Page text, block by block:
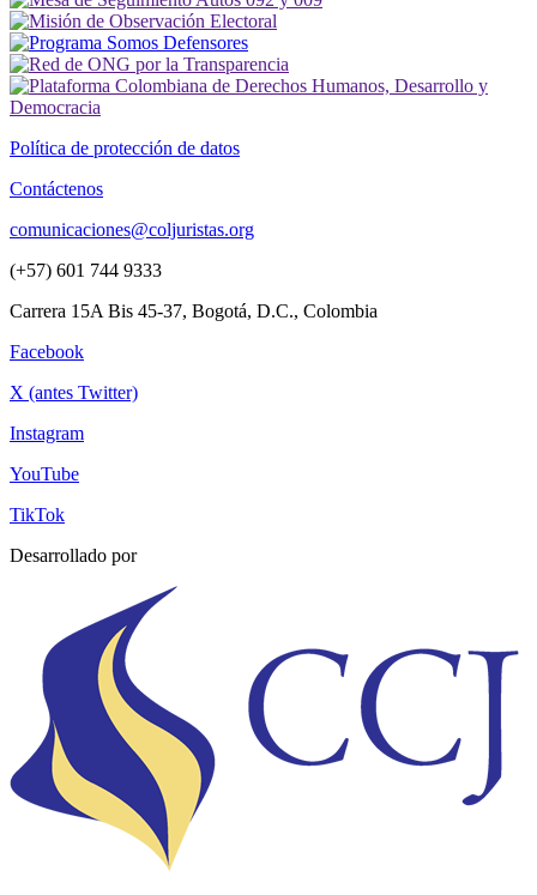
Política de protección de datos
Contáctenos
comunicaciones@coljuristas.org
(+57) 601 744 9333
Carrera 15A Bis 45-37, Bogotá, D.C., Colombia
Facebook
X (antes Twitter)
Instagram
YouTube
TikTok
Desarrollado por